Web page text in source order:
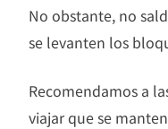
No obstante, no
se levanten los
Recomendamos a
viajar que se